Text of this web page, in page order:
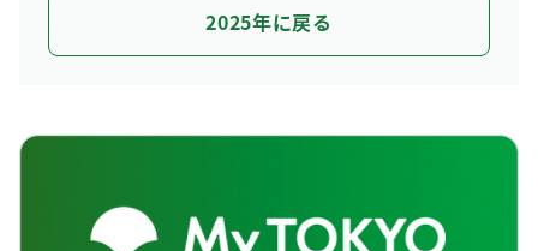
2025年に戻る